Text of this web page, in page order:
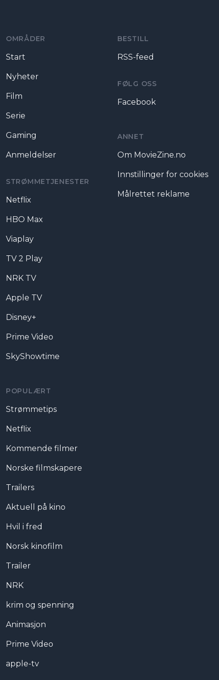
OMRÅDER
Start
Nyheter
Film
Serie
Gaming
Anmeldelser
STRØMMETJENESTER
Netflix
HBO Max
Viaplay
TV 2 Play
NRK TV
Apple TV
Disney+
Prime Video
SkyShowtime
POPULÆRT
Strømmetips
Netflix
Kommende filmer
Norske filmskapere
Trailers
Aktuell på kino
Hvil i fred
Norsk kinofilm
Trailer
NRK
krim og spenning
Animasjon
Prime Video
apple-tv
BESTILL
RSS-feed
FØLG OSS
Facebook
ANNET
Om MovieZine.no
Innstillinger for cookies
Målrettet reklame